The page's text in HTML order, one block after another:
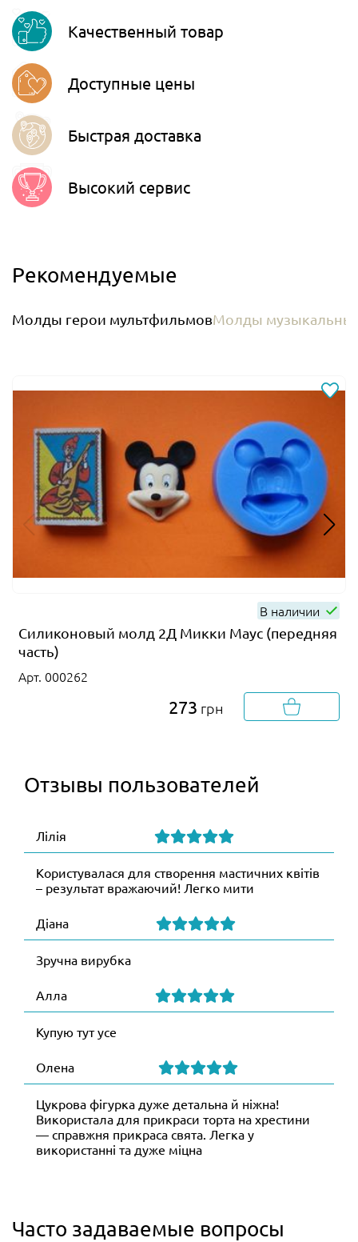
Telegram
Качественный товар
Доступные цены
Быстрая доставка
Высокий сервис
Рекомендуемые
Молды герои мультфильмовМолды
В наличии
Силиконовый молд 2Д Микки Маус (передняя
часть)
Арт. 000262
273 грн
Отзывы пользователей
Лілія
Користувалася для створення мастичних квітів
– результат вражаючий! Легко мити
Діана
Зручна вирубка
Алла
Купую тут усе
Олена
Цукрова фігурка дуже детальна й ніжна!
Використала для прикраси торта на хрестини
— справжня прикраса свята. Легка у
використанні та дуже міцна
Часто задаваемые вопросы